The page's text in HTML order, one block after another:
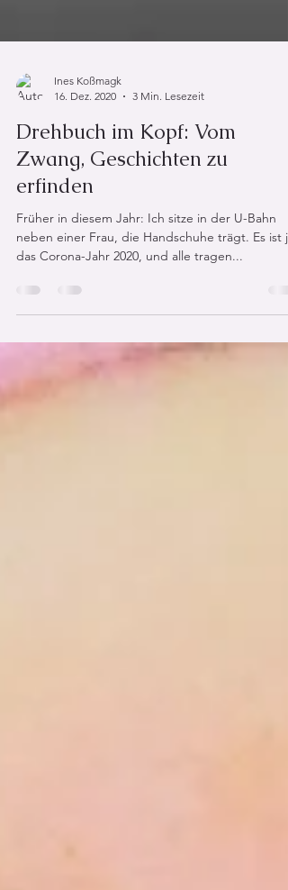
Ines Koßmagk
16. Dez. 2020
3 Min. Lesezeit
Zwang, Geschichten zu
erfinden
Früher in diesem Jahr: Ich sitze in der U-Bahn